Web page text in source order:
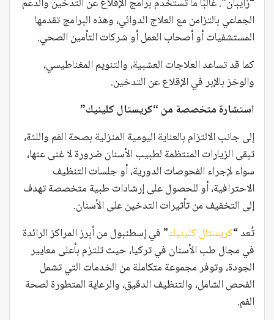
الجماعي بالتزامن مع العلاج الدوائي، وهذه البرامج تقدمها
المستشفيات أو أصحاب العمل أو شركات التأمين الصحي.
كما قد تساعد العلاجات العشبية، والتنويم المغناطيسي،
والوخز بالإبر في الإقلاع عن التدخين.
استشارة متخصصة من “كريستال كلينيك”
إلى جانب الالتزام بالعناية اليومية المنزلية بصحة الفم واللثة،
تبقى الزيارات المنتظمة لطبيب الأسنان ضرورة لا غنى عنها،
سواء لإجراء الفحوصات الدورية، أو جلسات التنظيف
الاحترافية، أو للحصول على إرشادات طبية متخصصة تهدف
إلى التخفيف من تأثيرات التدخين على الأسنان.
تُعد “كريستال كلينيك” في إسطنبول من أبرز المراكز الرائدة
في مجال طب الأسنان في تركيا، حيث تلتزم بأعلى معايير
الجودة، وتوفر مجموعة متكاملة من الخدمات التي تشمل
الفحص الشامل، والتنظيف الدقيق، والرعاية المتطورة لصحة
الفم.